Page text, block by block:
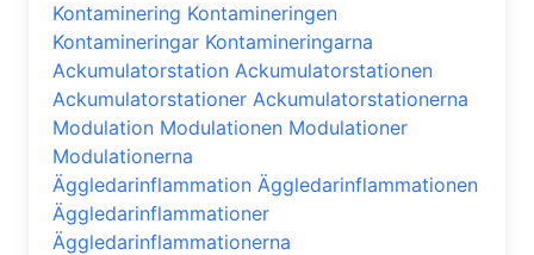
Kontaminering Kontamineringen
Kontamineringar Kontamineringarna
Ackumulatorstation Ackumulatorstationen
Ackumulatorstationer Ackumulatorstationerna
Modulation Modulationen Modulationer
Modulationerna
Äggledarinflammation Äggledarinflammationen
Äggledarinflammationer
Äggledarinflammationerna